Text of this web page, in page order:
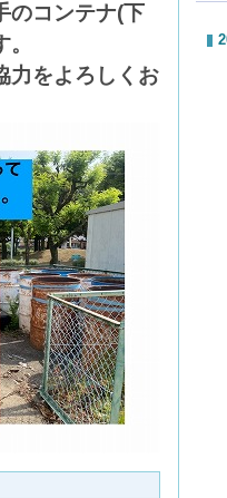
のコンテナ(下
力をよろしくお